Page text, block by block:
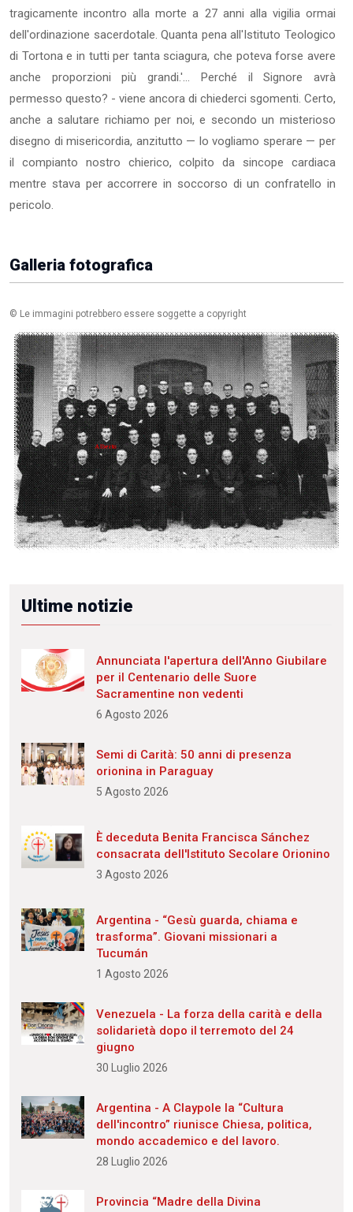
tragicamente incontro alla morte a 27 anni alla vigilia ormai
dell'ordinazione sacerdotale. Quanta pena all'Istituto Teologico
di Tortona e in tutti per tanta sciagura, che poteva forse avere
anche proporzioni più grandi.'... Perché il Signore avrà
permesso questo? - viene ancora di chiederci sgomenti. Certo,
anche a salutare richiamo per noi, e secondo un misterioso
disegno di misericordia, anzitutto — lo vogliamo sperare — per
il compianto nostro chierico, colpito da sincope cardiaca
mentre stava per accorrere in soccorso di un confratello in
pericolo.
Galleria fotografica
© Le immagini potrebbero essere soggette a copyright
Ultime notizie
Annunciata l'apertura dell'Anno Giubilare
per il Centenario delle Suore
Sacramentine non vedenti
6 Agosto 2026
Semi di Carità: 50 anni di presenza
orionina in Paraguay
5 Agosto 2026
È deceduta Benita Francisca Sánchez
consacrata dell'Istituto Secolare Orionino
3 Agosto 2026
Argentina - “Gesù guarda, chiama e
trasforma”. Giovani missionari a
Tucumán
1 Agosto 2026
Venezuela - La forza della carità e della
solidarietà dopo il terremoto del 24
giugno
30 Luglio 2026
Argentina - A Claypole la “Cultura
dell'incontro” riunisce Chiesa, politica,
mondo accademico e del lavoro.
28 Luglio 2026
Provincia “Madre della Divina